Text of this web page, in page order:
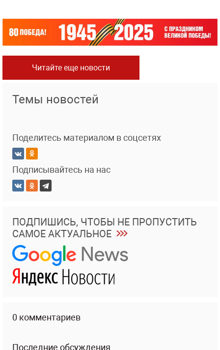
Читайте еще новости
Темы новостей
Поделитесь материалом в соцсетях
Подписывайтесь на нас
ПОДПИШИСЬ, ЧТОБЫ НЕ ПРОПУСТИТЬ
САМОЕ АКТУАЛЬНОЕ
0 комментариев
Последние обсуждения